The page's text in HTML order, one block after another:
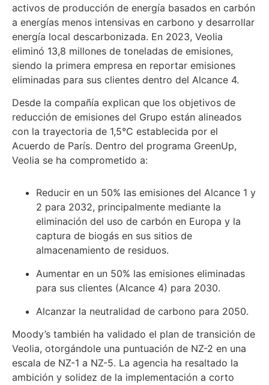
activos de producción de energía basados en carbón
a energías menos intensivas en carbono y desarrollar
energía local descarbonizada. En 2023, Veolia
eliminó 13,8 millones de toneladas de emisiones,
siendo la primera empresa en reportar emisiones
eliminadas para sus clientes dentro del Alcance 4.
Desde la compañía explican que los objetivos de
reducción de emisiones del Grupo están alineados
con la trayectoria de 1,5°C establecida por el
Acuerdo de París. Dentro del programa GreenUp,
Veolia se ha comprometido a:
Reducir en un 50% las emisiones del Alcance 1 y
2 para 2032, principalmente mediante la
eliminación del uso de carbón en Europa y la
captura de biogás en sus sitios de
almacenamiento de residuos.
Aumentar en un 50% las emisiones eliminadas
para sus clientes (Alcance 4) para 2030.
Alcanzar la neutralidad de carbono para 2050.
Moody’s también ha validado el plan de transición de
Veolia, otorgándole una puntuación de NZ-2 en una
escala de NZ-1 a NZ-5. La agencia ha resaltado la
ambición y solidez de la implementación a corto